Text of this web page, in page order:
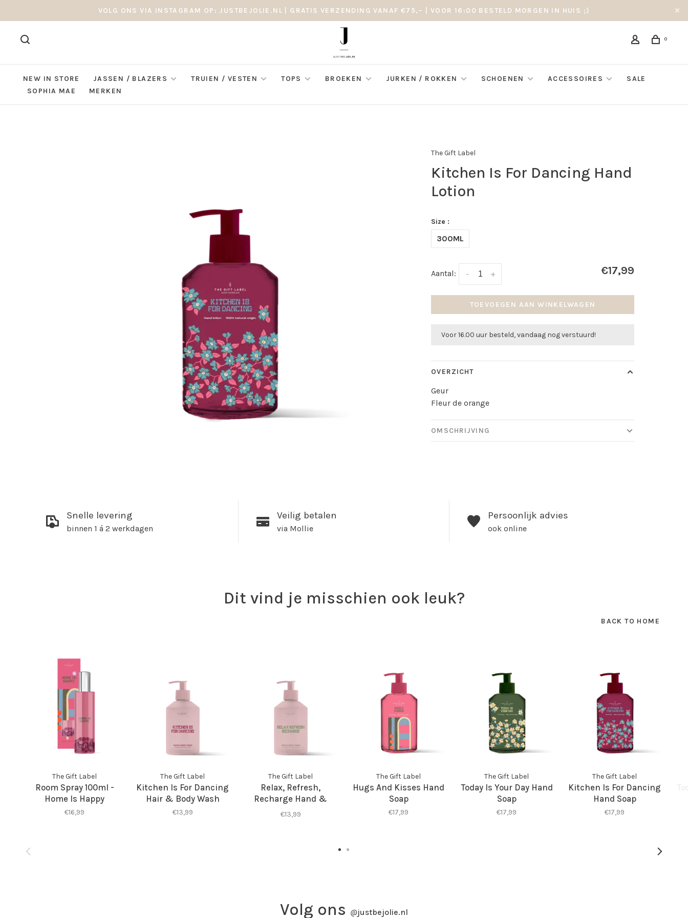
VOLG ONS VIA INSTAGRAM OP: JUSTBEJOLIE.NL | GRATIS VERZENDING VANAF €75,– | VOOR 16:00 BESTELD MORGEN IN HUIS ;)
0
NEW IN STORE JASSEN / BLAZERS TRUIEN / VESTEN TOPS BROEKEN JURKEN / ROKKEN SCHOENEN ACCESSOIRES
SALE
SOPHIA MAE
MERKEN
The Gift Label
Kitchen Is For Dancing Hand
Lotion
Size :
300ML
Aantal: +
- €17,99
TOEVOEGEN AAN WINKELWAGEN
Voor 16.00 uur besteld, vandaag nog verstuurd!
OVERZICHT
Geur
Fleur de orange
OMSCHRIJVING
Snelle levering
binnen 1 á 2 werkdagen
Veilig betalen
via Mollie
Persoonlijk advies
ook online
Dit vind je misschien ook leuk?
BACK TO HOME
The Gift Label
Room Spray 100ml -
Home Is Happy
€16,99
The Gift Label
Kitchen Is For Dancing
Hair & Body Wash
€13,99
The Gift Label
Relax, Refresh,
Recharge Hand &
Body Wash
€13,99
The Gift Label
Hugs And Kisses Hand
Soap
€17,99
The Gift Label
Today Is Your Day Hand
Soap
€17,99
The Gift Label
Kitchen Is For Dancing
Hand Soap
€17,99
Volg ons @justbejolie.nl